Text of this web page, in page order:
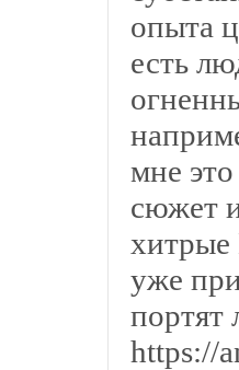
опыта
есть
мне
сюжет
хитрые
уже
портят
https://